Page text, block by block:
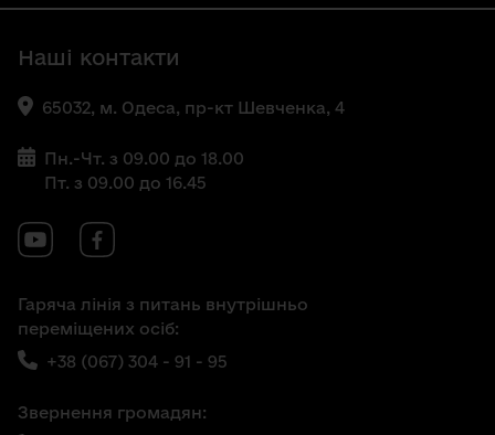
Наші контакти
65032, м. Одеса, пр-кт Шевченка, 4
Пн.-Чт. з 09.00 до 18.00
Пт. з 09.00 до 16.45
Гаряча лінія з питань внутрішньо
переміщених осіб:
+38 (067) 304 - 91 - 95
Звернення громадян: